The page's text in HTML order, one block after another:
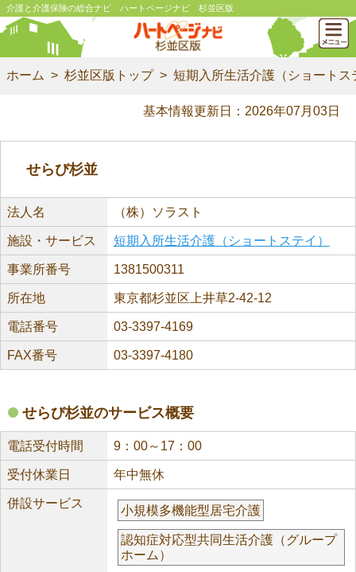
介護と介護保険の総合ナビ ハートページナビ 杉並区版
ホーム 杉並区版トップ 短期入所生活介護（ショートス
基本情報更新日：2026年07月03日
せらび杉並
法人名 （株）ソラスト
施設・サービス 短期入所生活介護（ショートステイ）
事業所番号 1381500311
所在地 東京都杉並区上井草2-42-12
電話番号 03-3397-4169
FAX番号 03-3397-4180
せらび杉並のサービス概要
電話受付時間 9：00～17：00
受付休業日 年中無休
併設サービス
小規模多機能型居宅介護
認知症対応型共同生活介護（グループ
ホーム）